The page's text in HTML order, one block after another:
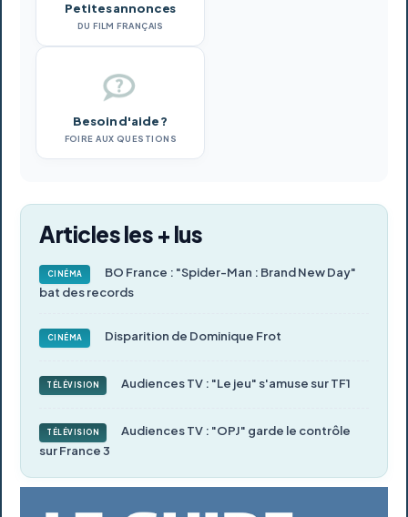
Petites annonces
DU FILM FRANÇAIS
Besoin d'aide ?
FOIRE AUX QUESTIONS
Articles les + lus
CINÉMA
BO France : "Spider-Man : Brand New Day"
bat des records
CINÉMA Disparition de Dominique Frot
TÉLÉVISION Audiences TV : "Le jeu" s'amuse sur TF1
TÉLÉVISION
Audiences TV : "OPJ" garde le contrôle
sur France 3